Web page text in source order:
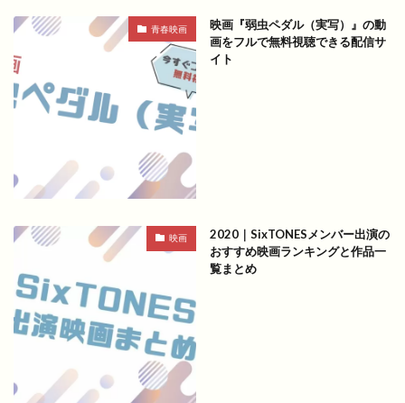
青春映画
映画『弱虫ペダル（実写）』の動
画をフルで無料視聴できる配信サ
イト
映画
2020｜SixTONESメンバー出演の
おすすめ映画ランキングと作品一
覧まとめ